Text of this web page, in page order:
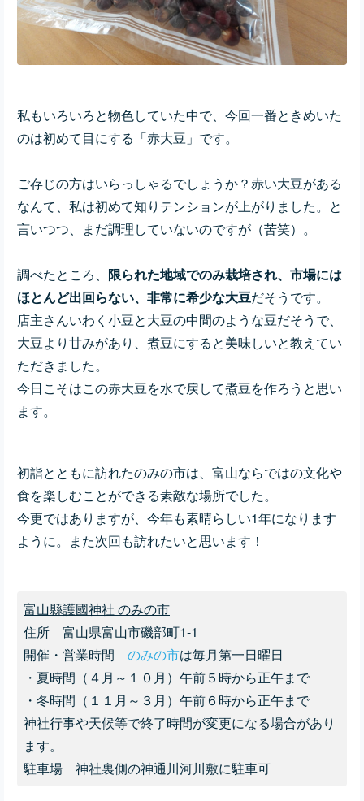
私もいろいろと物色していた中で、今回一番ときめいた
のは初めて目にする「赤大豆」です。
ご存じの方はいらっしゃるでしょうか？赤い大豆がある
なんて、私は初めて知りテンションが上がりました。と
言いつつ、まだ調理していないのですが（苦笑）。
調べたところ、 限られた地域でのみ栽培され、市場には
ほとんど出回らない、非常に希少な大豆だそうです。
店主さんいわく小豆と大豆の中間のような豆だそうで、
大豆より甘みがあり、煮豆にすると美味しいと教えてい
ただきました。
今日こそはこの赤大豆を水で戻して煮豆を作ろうと思い
ます。
初詣とともに訪れたのみの市は、富山ならではの文化や
食を楽しむことができる素敵な場所でした。
今更ではありますが、今年も素晴らしい1年になります
ように。また次回も訪れたいと思います！
富山縣護國神社 のみの市
住所 富山県富山市磯部町1-1
開催・営業時間 のみの市は毎月第一日曜日
・夏時間（４月～１０月）午前５時から正午まで
・冬時間（１１月～３月）午前６時から正午まで
神社行事や天候等で終了時間が変更になる場合があり
ます。
駐車場 神社裏側の神通川河川敷に駐車可